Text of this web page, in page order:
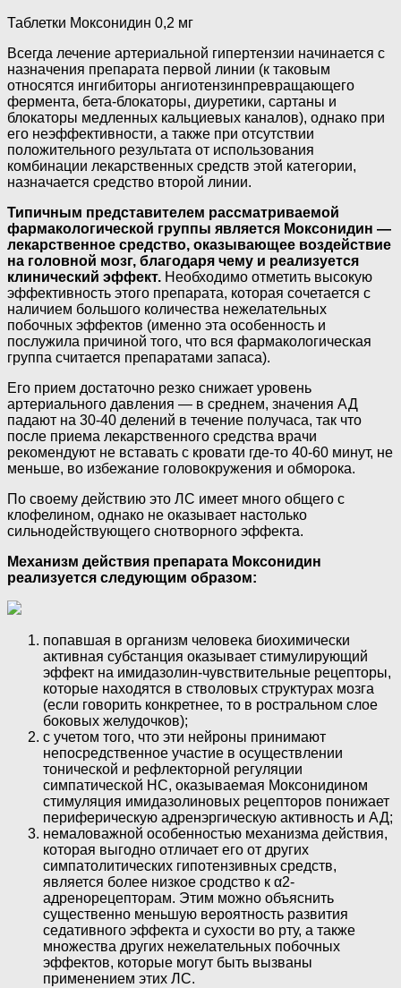
Таблетки Моксонидин 0,2 мг
Всегда лечение артериальной гипертензии начинается с
назначения препарата первой линии (к таковым
относятся ингибиторы ангиотензинпревращающего
фермента, бета-блокаторы, диуретики, сартаны и
блокаторы медленных кальциевых каналов), однако при
его неэффективности, а также при отсутствии
положительного результата от использования
комбинации лекарственных средств этой категории,
назначается средство второй линии.
Типичным представителем рассматриваемой
фармакологической группы является Моксонидин —
лекарственное средство, оказывающее воздействие
на головной мозг, благодаря чему и реализуется
клинический эффект. Необходимо отметить высокую
эффективность этого препарата, которая сочетается с
наличием большого количества нежелательных
побочных эффектов (именно эта особенность и
послужила причиной того, что вся фармакологическая
группа считается препаратами запаса).
Его прием достаточно резко снижает уровень
артериального давления — в среднем, значения АД
падают на 30-40 делений в течение получаса, так что
после приема лекарственного средства врачи
рекомендуют не вставать с кровати где-то 40-60 минут, не
меньше, во избежание головокружения и обморока.
По своему действию это ЛС имеет много общего с
клофелином, однако не оказывает настолько
сильнодействующего снотворного эффекта.
Механизм действия препарата Моксонидин
реализуется следующим образом:
попавшая в организм человека биохимически
активная субстанция оказывает стимулирующий
эффект на имидазолин-чувствитeльные рецепторы,
которые находятся в стволовых структурах мозга
(если говорить конкретнее, то в ростральном слое
боковых желудочков);
с учетом того, что эти нейроны принимают
непосредственное участие в осуществлении
тонической и рефлекторной регуляции
симпатической НС, оказываемая Моксонидином
стимуляция имидазолиновыx рецепторов понижает
периферическую адренэргическую активность и АД;
немаловажной особенностью механизма действия,
которая выгодно отличает его от других
симпатолитических гипотензивных средств,
является более низкое сродство к α2-
адренорецепторам. Этим можно объяснить
существенно меньшую вероятность развития
седативного эффекта и сухости во рту, а также
множества других нежелательных побочных
эффектов, которые могут быть вызваны
применением этих ЛС.